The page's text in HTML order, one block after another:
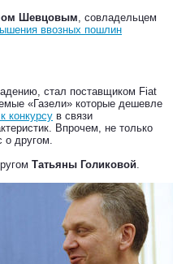
Шевцовым, совладельцем
ввозных пошлин
стал поставщиком Fiat
«Газели» которые дешевле
конкурсу в связи
Впрочем, не только
о другом.
Татьяны Голиковой.